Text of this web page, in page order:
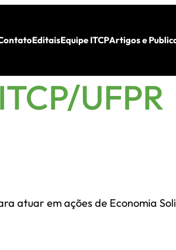
EditaisEquipe ITCPArtigos e
UFPR
atuar em ações de Economia